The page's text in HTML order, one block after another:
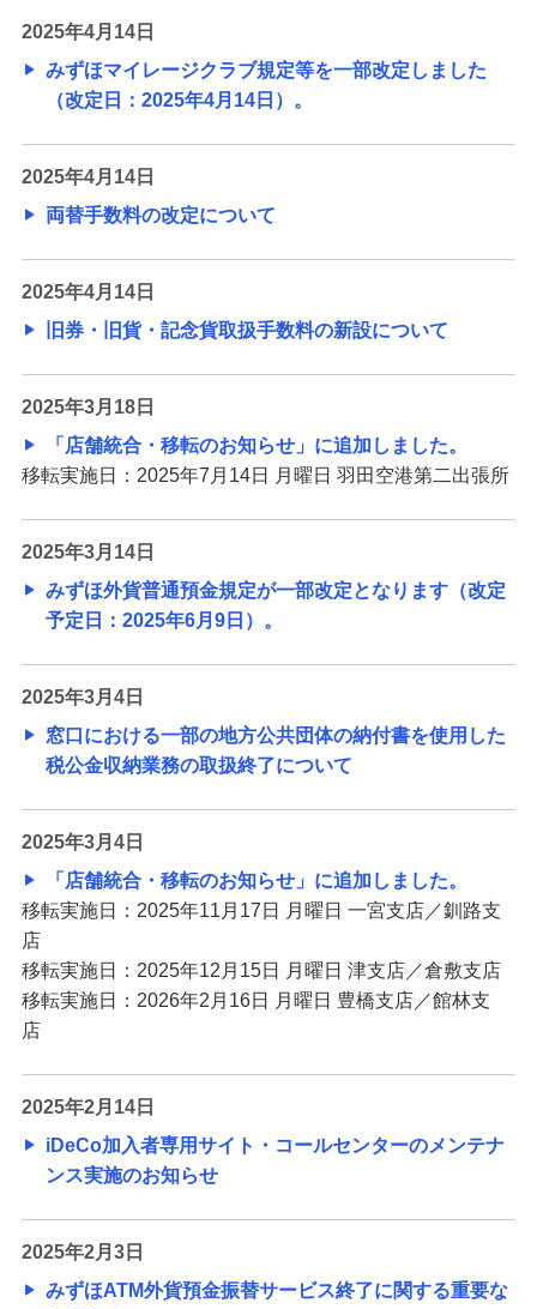
2025年4月14日
みずほマイレージクラブ規定等を一部改定しました
（改定日：2025年4月14日）。
2025年4月14日
両替手数料の改定について
2025年4月14日
旧券・旧貨・記念貨取扱手数料の新設について
2025年3月18日
「店舗統合・移転のお知らせ」に追加しました。
移転実施日：2025年7月14日 月曜日 羽田空港第二出張所
2025年3月14日
みずほ外貨普通預金規定が一部改定となります（改定
予定日：2025年6月9日）。
2025年3月4日
窓口における一部の地方公共団体の納付書を使用した
税公金収納業務の取扱終了について
2025年3月4日
「店舗統合・移転のお知らせ」に追加しました。
移転実施日：2025年11月17日 月曜日 一宮支店／釧路支
店
移転実施日：2025年12月15日 月曜日 津支店／倉敷支店
移転実施日：2026年2月16日 月曜日 豊橋支店／館林支
店
2025年2月14日
iDeCo加入者専用サイト・コールセンターのメンテナ
ンス実施のお知らせ
2025年2月3日
みずほATM外貨預金振替サービス終了に関する重要な